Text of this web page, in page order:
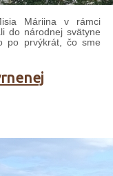
Máriina v rámci
do národnej svätyne
po prvýkrát, čo sme